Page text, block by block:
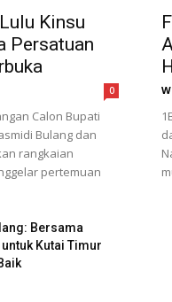
Kinsu
Persatuan
0
Calon Bupati
Bulang dan
rangkaian
pertemuan
Bersama
Kutai Timur